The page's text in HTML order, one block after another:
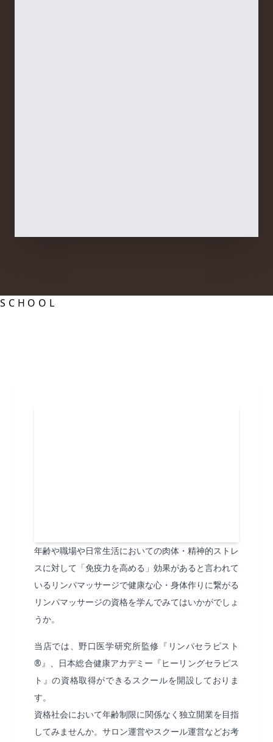
SCHOOL
年齢や職場や日常生活においての肉体・精神的ストレ
スに対して「免疫力を高める」効果があると言われて
いるリンパマッサージで健康な心・身体作りに繋がる
リンパマッサージの資格を学んでみてはいかがでしょ
うか。
当店では、野口医学研究所監修『リンパセラピスト
®』、日本総合健康アカデミー『ヒーリングセラピス
ト』の資格取得ができるスクールを開設しておりま
す。
資格社会において年齢制限に関係なく独立開業を目指
してみませんか。サロン運営やスクール運営などお考